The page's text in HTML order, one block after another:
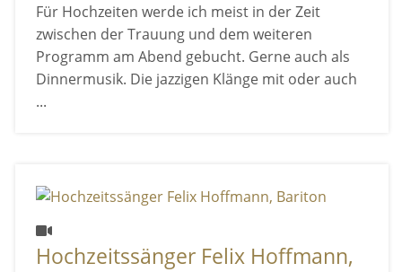
Für Hochzeiten werde ich meist in der Zeit
zwischen der Trauung und dem weiteren
Programm am Abend gebucht. Gerne auch als
Dinnermusik. Die jazzigen Klänge mit oder auch
...
Hochzeitssänger Felix Hoffmann,